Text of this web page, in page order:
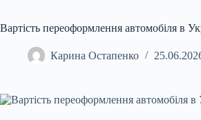
Вартість переоформлення автомобіля в
Карина Остапенко